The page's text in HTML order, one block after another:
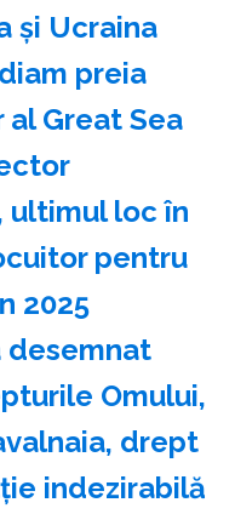
şi Ucraina
preia
Great Sea
ultimul loc în
pentru
2025
desemnat
Omului,
drept
indezirabilă